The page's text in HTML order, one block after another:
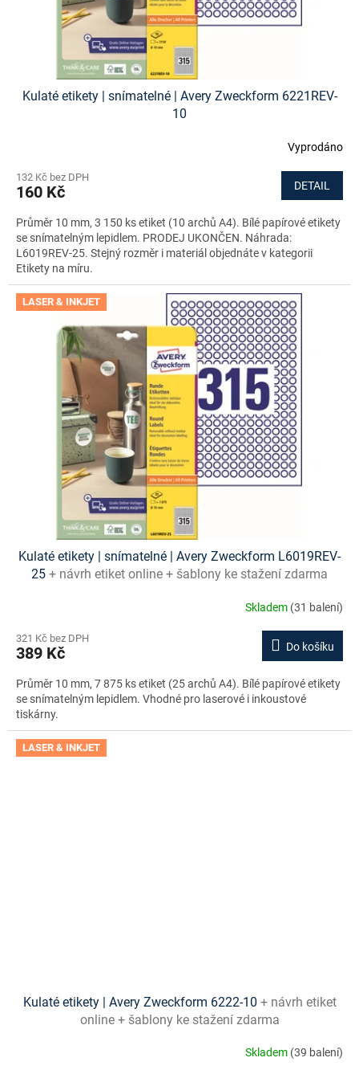
Kulaté etikety | snímatelné | Avery Zweckform 6221REV-
10
Vyprodáno
132 Kč bez DPH
160 Kč DETAIL
Průměr 10 mm, 3 150 ks etiket (10 archů A4). Bílé papírové etikety
se snímatelným lepidlem. PRODEJ UKONČEN. Náhrada:
L6019REV-25. Stejný rozměr i materiál objednáte v kategorii
Etikety na míru.
LASER & INKJET
Kulaté etikety | snímatelné | Avery Zweckform L6019REV-
25 + návrh etiket online + šablony ke stažení zdarma
Skladem (31 balení)
321 Kč bez DPH
389 Kč Do košíku
Průměr 10 mm, 7 875 ks etiket (25 archů A4). Bílé papírové etikety
se snímatelným lepidlem. Vhodné pro laserové i inkoustové
tiskárny.
LASER & INKJET
Kulaté etikety | Avery Zweckform 6222-10 + návrh etiket
online + šablony ke stažení zdarma
Skladem (39 balení)